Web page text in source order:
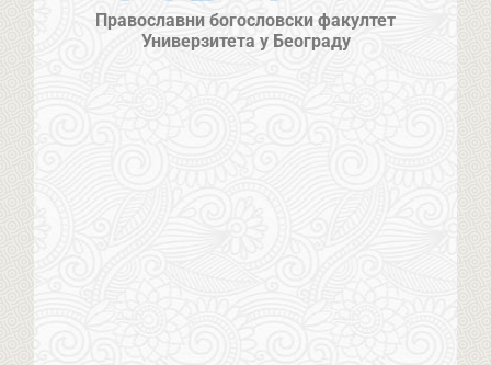
Православни богословски факултет
Универзитета у Београду